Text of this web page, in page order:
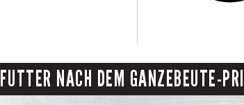
FUTTER NACH DEM GANZEBEUTE-